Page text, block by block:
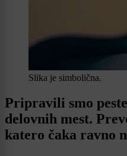
Slika je simbolična.
Pripravili smo
delovnih mest.
katero čaka ravno